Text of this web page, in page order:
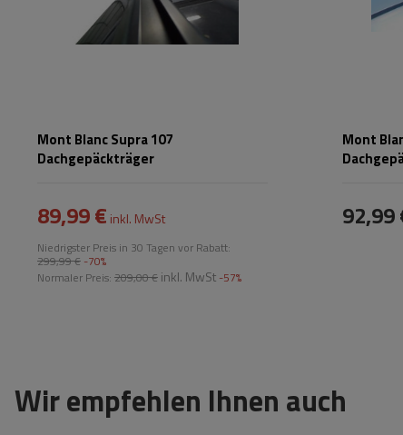
Mont Blanc Supra 107
Dachgepäckträger
89,99 € inkl. MwSt
Niedrigster Preis in 30 Tagen vor Rabatt:
299,99 € -70%
Normaler Preis: 209,00 € inkl. MwSt -57%
Mont
92,99
Wir empfehlen Ihnen auch